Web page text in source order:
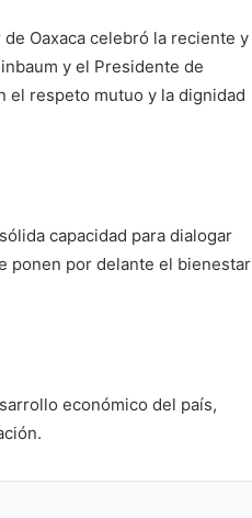
Oaxaca celebró la reciente y
y el Presidente de
el respeto mutuo y la dignidad
capacidad para dialogar
ponen por delante el bienestar
económico del país,